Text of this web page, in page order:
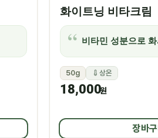
화이트닝 비타크림
비타민 성분으로
50g 상온
18,000원
장바